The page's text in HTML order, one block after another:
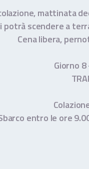
mattinata
potrà scendere a
Cena libera,
Giorno
entro le ore